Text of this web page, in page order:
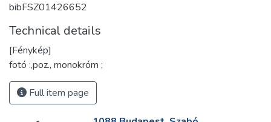
bibFSZ01426652
Technical details
[Fénykép]
fotó :,poz., monokróm ;
Full item page